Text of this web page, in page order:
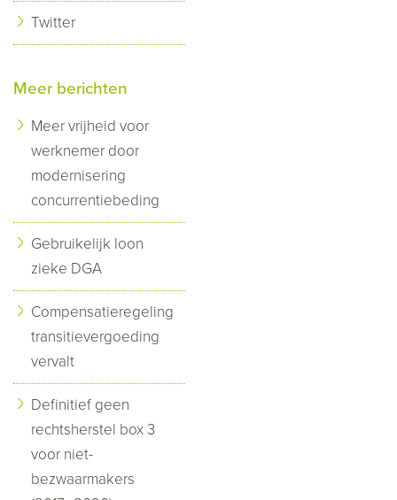
Twitter
Meer berichten
Meer vrijheid voor
werknemer door
modernisering
concurrentiebeding
Gebruikelijk loon
zieke DGA
Compensatieregeling
transitievergoeding
vervalt
Definitief geen
rechtsherstel box 3
voor niet-
bezwaarmakers